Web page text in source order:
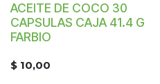
ACEITE DE COCO 30
CAPSULAS CAJA 41.4 G
FARBIO
$ 10,00